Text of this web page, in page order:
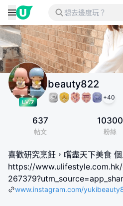
beauty822
+40
637
帖文
10300
粉絲
喜歡研究烹飪，嚐盡天下美食
https://
www.instagram.com/